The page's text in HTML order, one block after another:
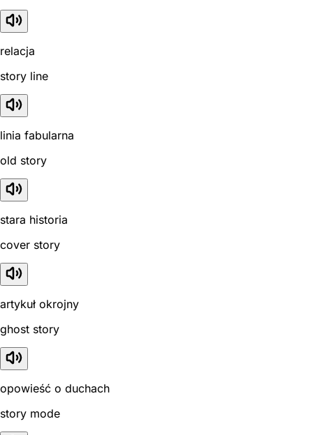
relacja
story line
linia fabularna
old story
stara historia
cover story
artykuł okrojny
ghost story
opowieść o duchach
story mode